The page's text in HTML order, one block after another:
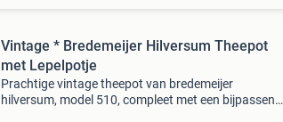
Vintage * Bredemeijer Hilversum Theepot
met Lepelpotje
Prachtige vintage theepot van bredemeijer
hilversum, model 510, compleet met een bijpassend